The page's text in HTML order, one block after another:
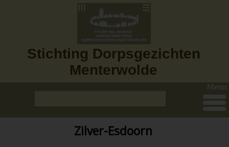
Stichting Dorpsgezichten
Menterwolde
Menu
Zilver-Esdoorn